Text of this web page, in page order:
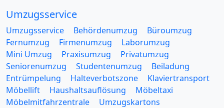
Umzugsservice
Umzugsservice Behördenumzug
Büroumzug
Fernumzug
Firmenumzug
Laborumzug
Mini Umzug
Praxisumzug
Privatumzug
Seniorenumzug
Studentenumzug
Beiladung
Entrümpelung
Halteverbotszone
Klaviertransport
Möbellift
Haushaltsauflösung
Möbeltaxi
Möbelmitfahrzentrale
Umzugskartons